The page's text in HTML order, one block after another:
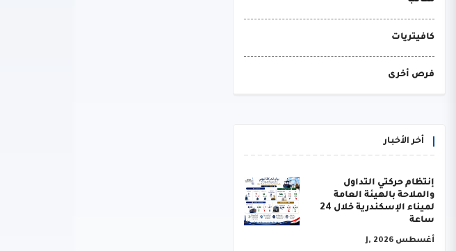
كافيتريات
فرص أخرى
أخر الأخبار
إنتظام حركتي التداول
والملاحة بالهيئة العامة
لميناء الإسكندرية خلال 24
ساعة
أغسطس J, 2026